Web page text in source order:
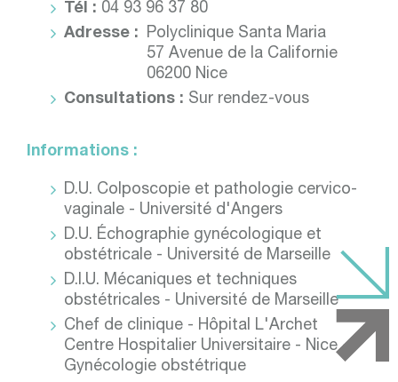
Tél : 04 93 96 37 80
Adresse :
Polyclinique Santa Maria
57 Avenue de la Californie
06200 Nice
Consultations : Sur rendez-vous
Informations :
D.U. Colposcopie et pathologie cervico-
vaginale - Université d'Angers
D.U. Échographie gynécologique et
obstétricale - Université de Marseille
D.I.U. Mécaniques et techniques
obstétricales - Université de Marseille
Chef de clinique - Hôpital L'Archet
Centre Hospitalier Universitaire - Nice -
Gynécologie obstétrique